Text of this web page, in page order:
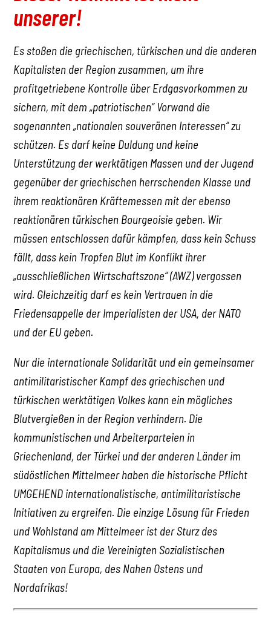
unserer!
Es stoßen die griechischen, türkischen und die anderen
Kapitalisten der Region zusammen, um ihre
profitgetriebene Kontrolle über Erdgasvorkommen zu
sichern, mit dem „patriotischen“ Vorwand die
sogenannten „nationalen souveränen Interessen“ zu
schützen. Es darf keine Duldung und keine
Unterstützung der werktätigen Massen und der Jugend
gegenüber der griechischen herrschenden Klasse und
ihrem reaktionären Kräftemessen mit der ebenso
reaktionären türkischen Bourgeoisie geben. Wir
müssen entschlossen dafür kämpfen, dass kein Schuss
fällt, dass kein Tropfen Blut im Konflikt ihrer
„ausschließlichen Wirtschaftszone“ (AWZ) vergossen
wird. Gleichzeitig darf es kein Vertrauen in die
Friedensappelle der Imperialisten der USA, der NATO
und der EU geben.
Nur die internationale Solidarität und ein gemeinsamer
antimilitaristischer Kampf des griechischen und
türkischen werktätigen Volkes kann ein mögliches
Blutvergießen in der Region verhindern. Die
kommunistischen und Arbeiterparteien in
Griechenland, der Türkei und der anderen Länder im
südöstlichen Mittelmeer haben die historische Pflicht
UMGEHEND internationalistische, antimilitaristische
Initiativen zu ergreifen. Die einzige Lösung für Frieden
und Wohlstand am Mittelmeer ist der Sturz des
Kapitalismus und die Vereinigten Sozialistischen
Staaten von Europa, des Nahen Ostens und
Nordafrikas!